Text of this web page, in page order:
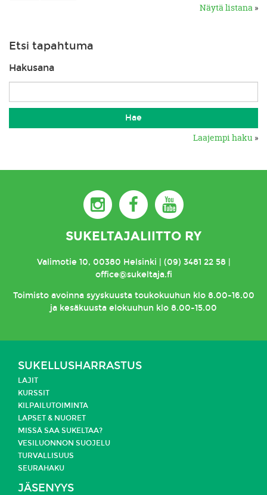
Näytä listana »
Etsi tapahtuma
Hakusana
Laajempi haku »
SUKELTAJALIITTO RY
Valimotie 10, 00380 Helsinki | (09) 3481 22 58 |
office@sukeltaja.fi
Toimistoavoinna syyskuusta toukokuuhun klo 8.00-16.00
ja kesäkuusta elokuuhun klo 8.00-15.00
SUKELLUSHARRASTUS
LAJIT
KURSSIT
KILPAILUTOIMINTA
LAPSET & NUORET
MISSÄ SAA SUKELTAA?
VESILUONNON SUOJELU
TURVALLISUUS
SEURAHAKU
JÄSENYYS